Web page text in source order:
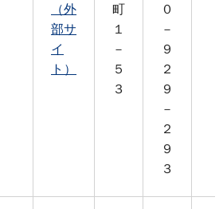
（外
部サ
イ
ト）
町
１
－
５
３
０
－
９
２
９
－
２
９
３